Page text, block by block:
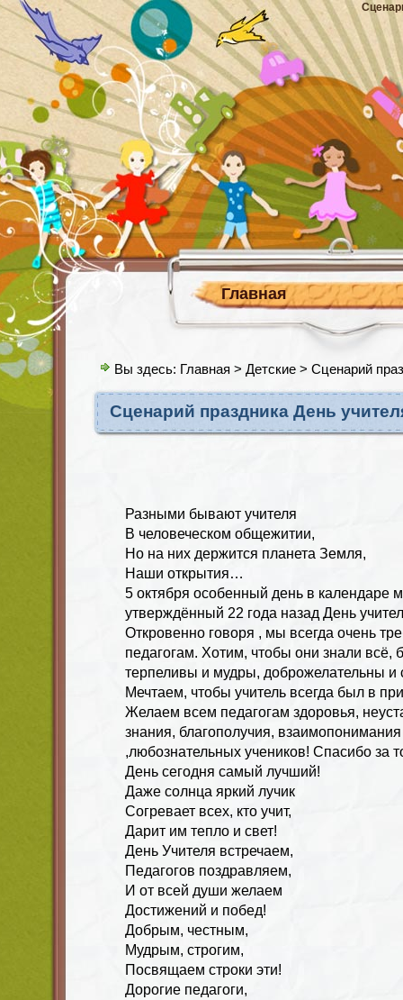
Главная
Вы здесь: Главная > Детские > Сценарий
Сценарий праздника День
Разными бывают учителя
В человеческом общежитии,
Но на них держится планета Земля,
Наши открытия…
5 октября особенный день в календаре
утверждённый 22 года назад День
Откровенно говоря , мы всегда очень
педагогам. Хотим, чтобы они знали всё,
терпеливы и мудры, доброжелательны и
Мечтаем, чтобы учитель всегда был в
Желаем всем педагогам здоровья,
знания, благополучия,
,любознательных учеников! Спасибо за
День сегодня самый лучший!
Даже солнца яркий лучик
Согревает всех, кто учит,
Дарит им тепло и свет!
День Учителя встречаем,
Педагогов поздравляем,
И от всей души желаем
Достижений и побед!
Добрым, честным,
Мудрым, строгим,
Посвящаем строки эти!
Дорогие педагоги,